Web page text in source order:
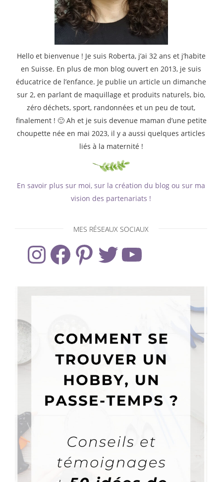
Hello et bienvenue ! Je suis Roberta, j’ai 32 ans et j’habite
en Suisse. En plus de mon blog ouvert en 2013, je suis
éducatrice de l’enfance. Je publie un article un dimanche
sur 2, en parlant de maquillage et produits naturels, bio,
zéro déchets, sport, randonnées et un peu de tout,
finalement ! 🙂 Ah et je suis devenue maman d’une petite
choupette née en mai 2023, il y a aussi quelques articles
liés à la maternité !
En savoir plus sur moi, sur la création du blog ou sur ma
vision des partenariats !
MES RÉSEAUX SOCIAUX
InstagramFacebookPinterest Twitter